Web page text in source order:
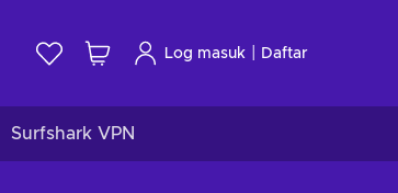
Log masuk Daftar
Surfshark VPN